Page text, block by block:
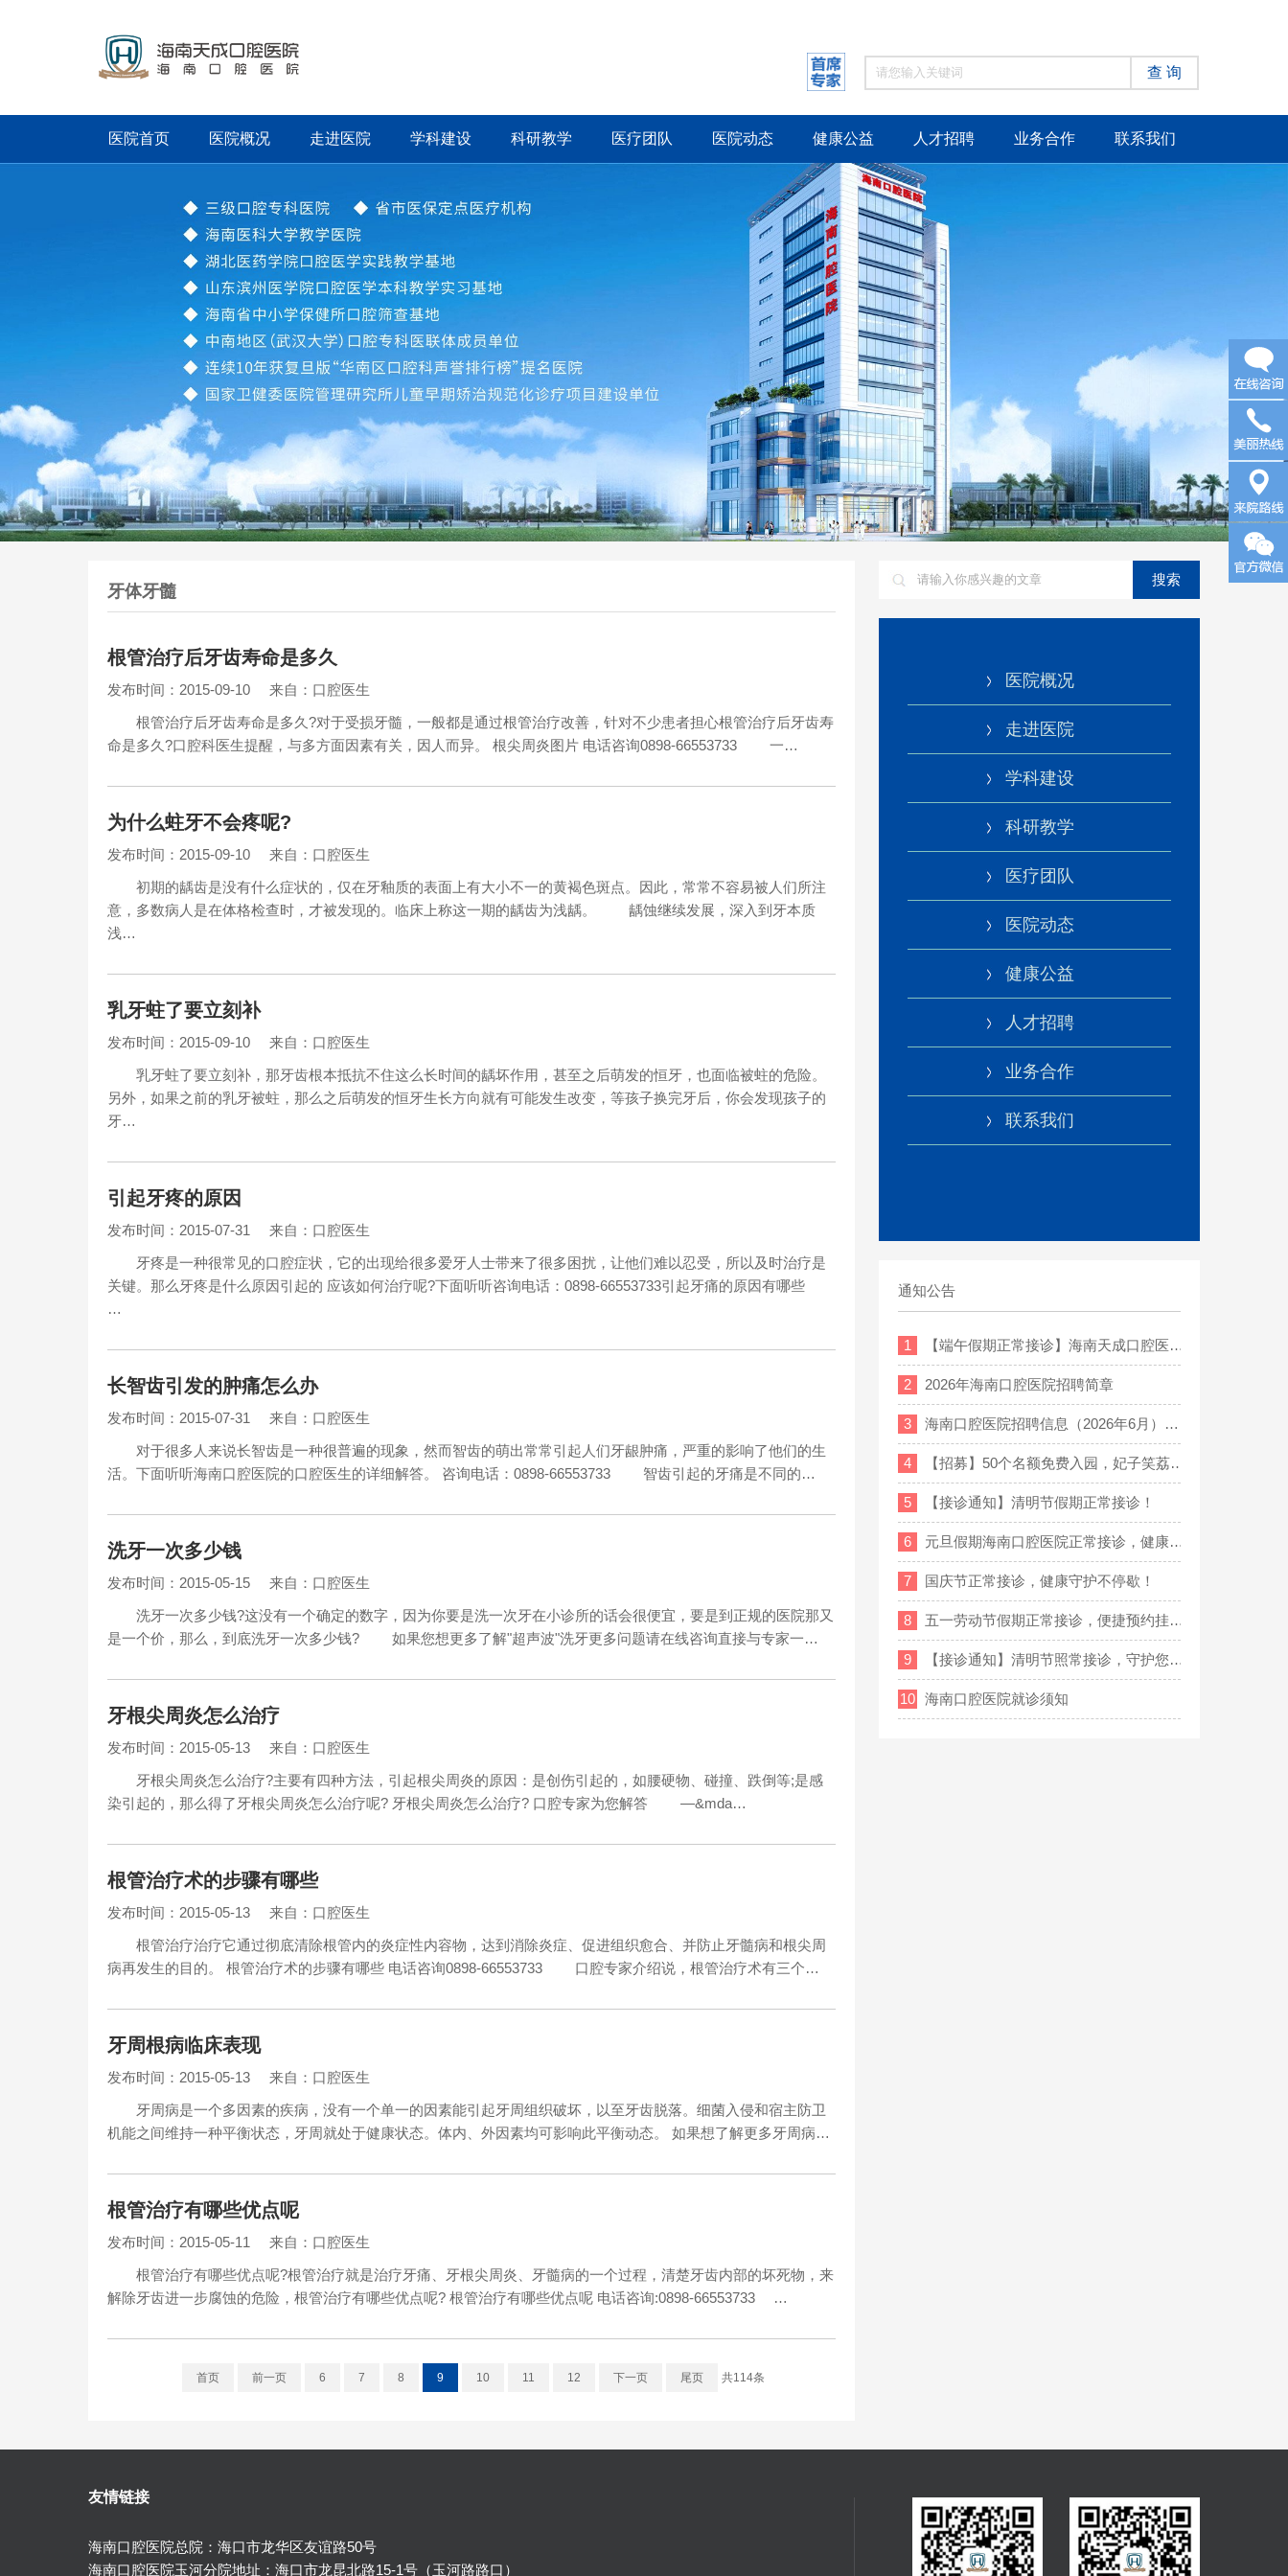
查 询
医院首页 医院概况 走进医院 学科建设 科研教学 医疗团队 医院动态 健康公益 人才招聘 业务合作 联系我们
牙体牙髓
根管治疗后牙齿寿命是多久
发布时间：2015-09-10
来自：口腔医生
根管治疗后牙齿寿命是多久?对于受损牙髓，一般都是通过根管治疗改善，针对不少患者担心根管治疗后牙齿寿
命是多久?口腔科医生提醒，与多方面因素有关，因人而异。 根尖周炎图片 电话咨询0898-66553733 一…
为什么蛀牙不会疼呢?
发布时间：2015-09-10
来自：口腔医生
初期的龋齿是没有什么症状的，仅在牙釉质的表面上有大小不一的黄褐色斑点。因此，常常不容易被人们所注
意，多数病人是在体格检查时，才被发现的。临床上称这一期的龋齿为浅龋。 龋蚀继续发展，深入到牙本质
浅…
乳牙蛀了要立刻补
发布时间：2015-09-10
来自：口腔医生
乳牙蛀了要立刻补，那牙齿根本抵抗不住这么长时间的龋坏作用，甚至之后萌发的恒牙，也面临被蛀的危险。
另外，如果之前的乳牙被蛀，那么之后萌发的恒牙生长方向就有可能发生改变，等孩子换完牙后，你会发现孩子的
牙…
引起牙疼的原因
发布时间：2015-07-31
来自：口腔医生
牙疼是一种很常见的口腔症状，它的出现给很多爱牙人士带来了很多困扰，让他们难以忍受，所以及时治疗是
关键。那么牙疼是什么原因引起的 应该如何治疗呢?下面听听咨询电话：0898-66553733引起牙痛的原因有哪些
…
长智齿引发的肿痛怎么办
发布时间：2015-07-31
来自：口腔医生
对于很多人来说长智齿是一种很普遍的现象，然而智齿的萌出常常引起人们牙龈肿痛，严重的影响了他们的生
活。下面听听海南口腔医院的口腔医生的详细解答。 咨询电话：0898-66553733 智齿引起的牙痛是不同的…
洗牙一次多少钱
发布时间：2015-05-15
来自：口腔医生
洗牙一次多少钱?这没有一个确定的数字，因为你要是洗一次牙在小诊所的话会很便宜，要是到正规的医院那又
是一个价，那么，到底洗牙一次多少钱? 如果您想更多了解"超声波"洗牙更多问题请在线咨询直接与专家一…
牙根尖周炎怎么治疗
发布时间：2015-05-13
来自：口腔医生
牙根尖周炎怎么治疗?主要有四种方法，引起根尖周炎的原因：是创伤引起的，如腰硬物、碰撞、跌倒等;是感
染引起的，那么得了牙根尖周炎怎么治疗呢? 牙根尖周炎怎么治疗? 口腔专家为您解答 —&mda…
根管治疗术的步骤有哪些
发布时间：2015-05-13
来自：口腔医生
根管治疗治疗它通过彻底清除根管内的炎症性内容物，达到消除炎症、促进组织愈合、并防止牙髓病和根尖周
病再发生的目的。 根管治疗术的步骤有哪些 电话咨询0898-66553733 口腔专家介绍说，根管治疗术有三个…
牙周根病临床表现
发布时间：2015-05-13
来自：口腔医生
牙周病是一个多因素的疾病，没有一个单一的因素能引起牙周组织破坏，以至牙齿脱落。细菌入侵和宿主防卫
机能之间维持一种平衡状态，牙周就处于健康状态。体内、外因素均可影响此平衡动态。 如果想了解更多牙周病…
根管治疗有哪些优点呢
发布时间：2015-05-11
来自：口腔医生
根管治疗有哪些优点呢?根管治疗就是治疗牙痛、牙根尖周炎、牙髓病的一个过程，清楚牙齿内部的坏死物，来
解除牙齿进一步腐蚀的危险，根管治疗有哪些优点呢? 根管治疗有哪些优点呢 电话咨询:0898-66553733 …
首页 前一页 6 7 8 9 10 11 12 下一页 尾页 共114条
搜索
医院概况
走进医院
学科建设
科研教学
医疗团队
医院动态
健康公益
人才招聘
业务合作
联系我们
通知公告
1 【端午假期正常接诊】海南天成口腔医…
2 2026年海南口腔医院招聘简章
3 海南口腔医院招聘信息（2026年6月）…
4 【招募】50个名额免费入园，妃子笑荔…
5 【接诊通知】清明节假期正常接诊！
6 元旦假期海南口腔医院正常接诊，健康…
7 国庆节正常接诊，健康守护不停歇！
8 五一劳动节假期正常接诊，便捷预约挂…
9 【接诊通知】清明节照常接诊，守护您…
10 海南口腔医院就诊须知
友情链接
海南口腔医院总院：海口市龙华区友谊路50号
海南口腔医院玉河分院地址：海口市龙昆北路15-1号（玉河路路口）
在线咨
询
来院路